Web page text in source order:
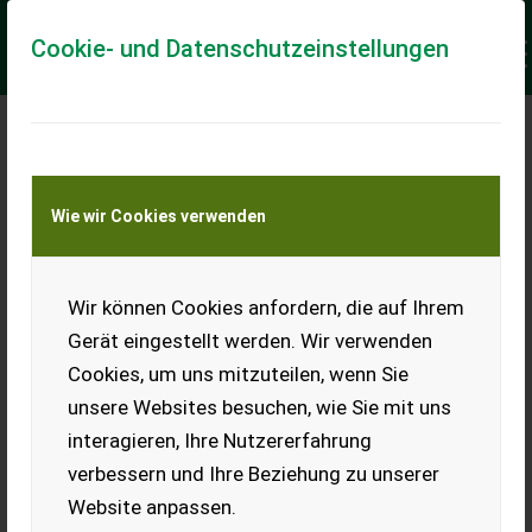
Cookie- und Datenschutzeinstellungen
Wie wir Cookies verwenden
Wir können Cookies anfordern, die auf Ihrem
Gerät eingestellt werden. Wir verwenden
Cookies, um uns mitzuteilen, wenn Sie
unsere Websites besuchen, wie Sie mit uns
interagieren, Ihre Nutzererfahrung
verbessern und Ihre Beziehung zu unserer
Website anpassen.
Meine Transportkostenanfrage
Transport von Land- und Baumaschinen –
KEINE Tiertransporte
Ladeort
Ort